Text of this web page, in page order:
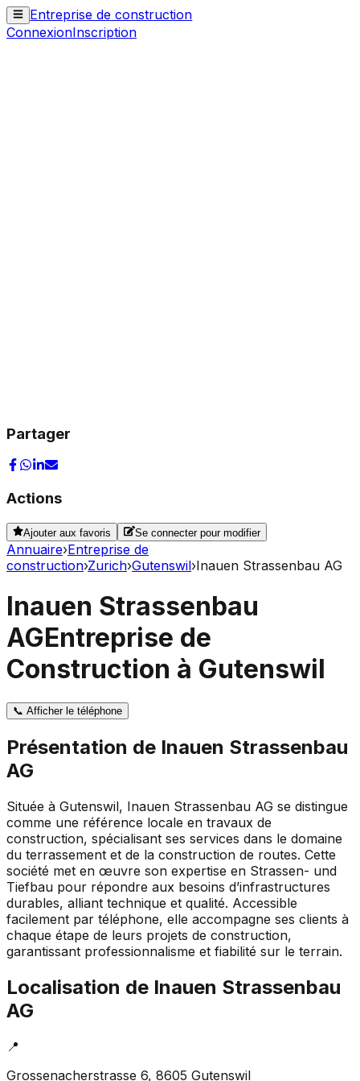
Entreprise de construction
ConnexionInscription
Partager
Actions
Ajouter aux favoris Se connecter pour modifier
Annuaire›Entreprise de
construction›Zurich›Gutenswil›Inauen Strassenbau AG
Inauen Strassenbau
AGEntreprise de
Construction à Gutenswil
📞 Afficher le téléphone
Présentation de Inauen Strassenbau
AG
Située à Gutenswil, Inauen Strassenbau AG se distingue
comme une référence locale en travaux de
construction, spécialisant ses services dans le domaine
du terrassement et de la construction de routes. Cette
société met en œuvre son expertise en Strassen- und
Tiefbau pour répondre aux besoins d’infrastructures
durables, alliant technique et qualité. Accessible
facilement par téléphone, elle accompagne ses clients à
chaque étape de leurs projets de construction,
garantissant professionnalisme et fiabilité sur le terrain.
Localisation de Inauen Strassenbau
AG
📍
Grossenacherstrasse 6, 8605 Gutenswil